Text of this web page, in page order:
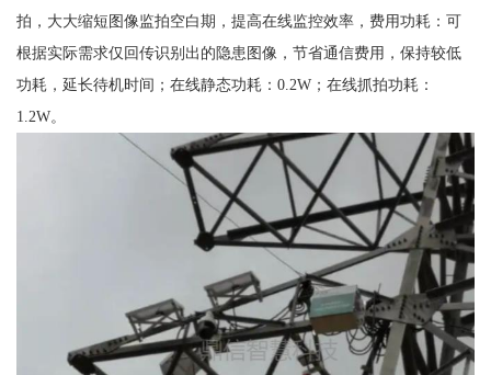
拍，大大缩短图像监拍空白期，提高在线监控效率，费用功耗：可
根据实际需求仅回传识别出的隐患图像，节省通信费用，保持较低
功耗，延长待机时间；在线静态功耗：0.2W；在线抓拍功耗：
1.2W。